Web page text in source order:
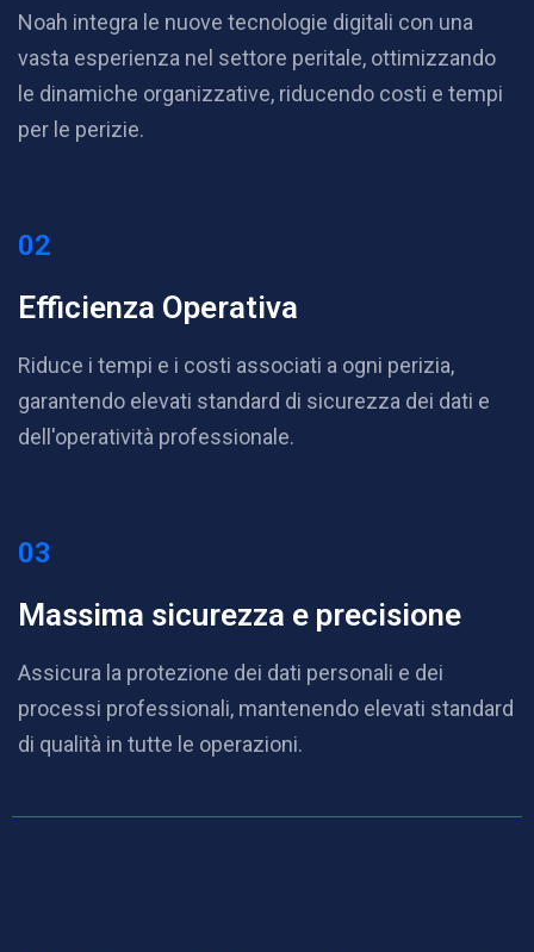
Noah integra le nuove tecnologie digitali con una
vasta esperienza nel settore peritale, ottimizzando
le dinamiche organizzative, riducendo costi e tempi
per le perizie.
02
Efficienza Operativa
Riduce i tempi e i costi associati a ogni perizia,
garantendo elevati standard di sicurezza dei dati e
dell'operatività professionale.
03
Massima sicurezza e precisione
Assicura la protezione dei dati personali e dei
processi professionali, mantenendo elevati standard
di qualità in tutte le operazioni.